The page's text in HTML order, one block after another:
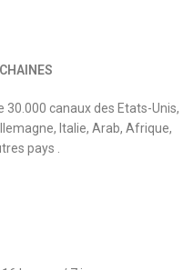
30.000 canaux des Etats-Unis,
Italie, Arab, Afrique,
pays .